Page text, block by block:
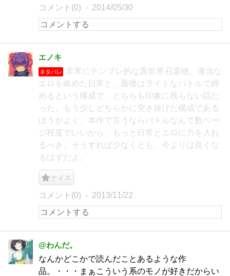
コメント(0) 2014/05/30
エノキ
ネタバレ
非常にテンプレ的な異世界召還物。適当な
エロを絡めた日常と、最後はライトなバトルで締
めるという構成で、どちらも印象に残らない話だ
った。もう少しどちらかに突き抜けた構成である
ほうがよく、本作で言うならバトルなんて数ペー
ジ程度でいいから、もっと日常とエロに力を入れ
るべき。そうすれば少なくとも、今よりは良くな
るはずだよ。
ナイス
コメント(0) 2013/11/22
@わんだ。
なんかどこかで読んだことあるような作
品。・・・まぁこういう系のモノが好きだからい